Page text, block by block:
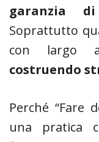
garanzia
Soprattutto
con largo
costruendo
Perché “Fare
una pratica